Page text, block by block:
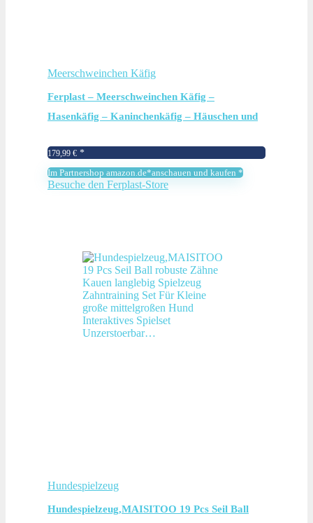
Meerschweinchen Käfig
Ferplast – Meerschweinchen Käfig –
Hasenkäfig – Kaninchenkäfig – Häuschen und
Öffnenden & Modular 205 x 60 x h 50 cm –
Krolik, 200
179,99 €
Im Partnershop amazon.de*anschauen und kaufen *
Besuche den Ferplast-Store
Hundespielzeug
Hundespielzeug,MAISITOO 19 Pcs Seil Ball